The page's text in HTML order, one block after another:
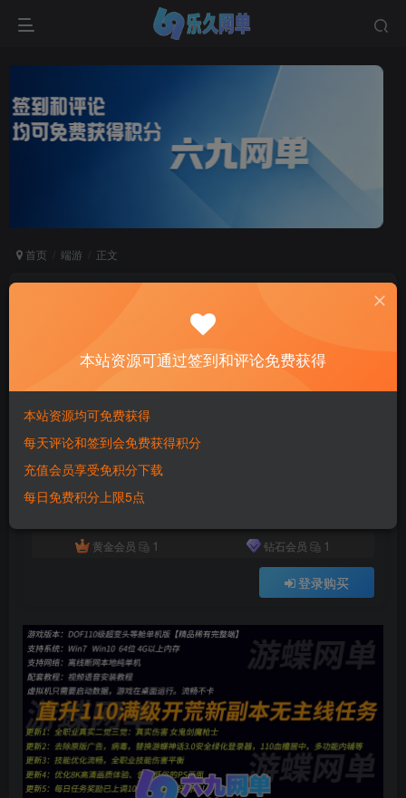
首页 端游 正文
DNF地下城与勇士单机版110级超变头等舱三大陆
全职业真伤二觉三觉女鬼魔枪
六九网单
2个月前更新
关注
1 5882 598
此内容为付费资源，请付费后查看
黄金会员
1 钻石会员 1
登录购买
付费资源
本站资源可通过签到和评论免费获得
本站资源均可免费获得
每天评论和签到会免费获得积分
充值会员享受免积分下载
每日免费积分上限5点